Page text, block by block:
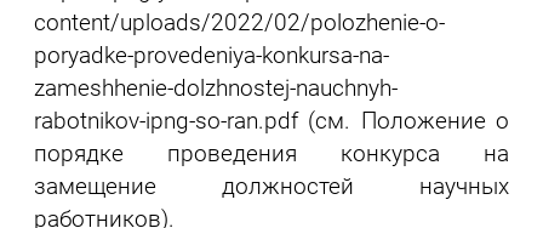
content/uploads/2022/02/polozhenie-o-
poryadke-provedeniya-konkursa-na-
zameshhenie-dolzhnostej-nauchnyh-
rabotnikov-ipng-so-ran.pdf (см. Положение о
порядке проведения конкурса на
замещение должностей научных
работников).